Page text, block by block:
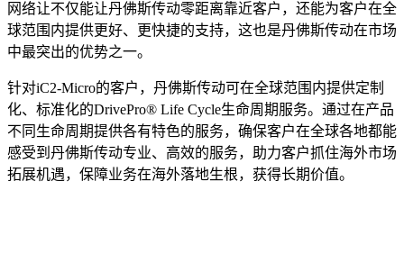
网络让不仅能让丹佛斯传动零距离靠近客户，还能为客户在全
球范围内提供更好、更快捷的支持，这也是丹佛斯传动在市场
中最突出的优势之一。
针对iC2-Micro的客户，丹佛斯传动可在全球范围内提供定制
化、标准化的DrivePro® Life Cycle生命周期服务。通过在产品
不同生命周期提供各有特色的服务，确保客户在全球各地都能
感受到丹佛斯传动专业、高效的服务，助力客户抓住海外市场
拓展机遇，保障业务在海外落地生根，获得长期价值。